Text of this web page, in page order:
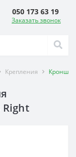
050 173 63 19
Заказать звонок
Крепления
Right